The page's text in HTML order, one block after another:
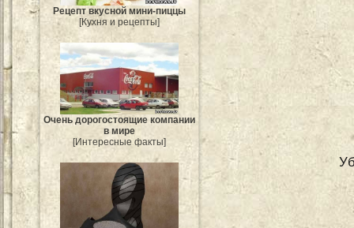
Рецепт вкусной мини-пиццы
[Кухня и рецепты]
Очень дорогостоящие компании
в мире
[Интересные факты]